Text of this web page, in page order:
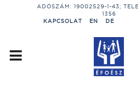
ADÓSZÁM: 19002529-1-43;
1356
KAPCSOLAT
EN DE